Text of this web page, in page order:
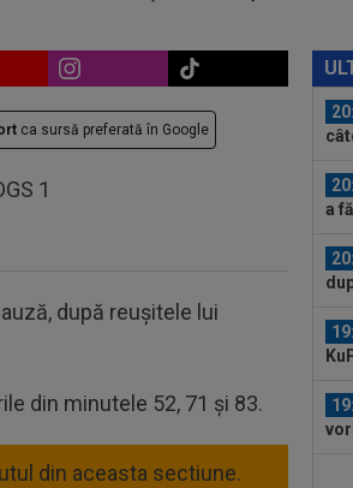
ca sursă preferată în Google
1
după reușitele lui
din minutele 52, 71 și 83.
din aceasta sectiune.
a